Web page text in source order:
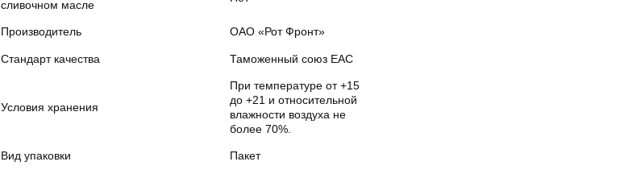
сливочном масле
Производитель ОАО «Рот Фронт»
Стандарт качества Таможенный союз EAC
Условия хранения
При температуре от +15
до +21 и относительной
влажности воздуха не
более 70%.
Вид упаковки Пакет